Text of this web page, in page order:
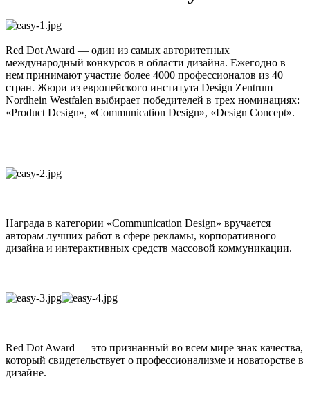
Red Dot Award — один из самых авторитетных
международный конкурсов в области дизайна. Ежегодно в
нем принимают участие более 4000 профессионалов из 40
стран. Жюри из европейского института Design Zentrum
Nordhein Westfalen выбирает победителей в трех номинациях:
«Product Design», «Communication Design», «Design Concept».
Награда в категории «Communication Design» вручается
авторам лучших работ в сфере рекламы, корпоративного
дизайна и интерактивных средств массовой коммуникации.
Red Dot Award — это признанный во всем мире знак качества,
который свидетельствует о профессионализме и новаторстве в
дизайне.